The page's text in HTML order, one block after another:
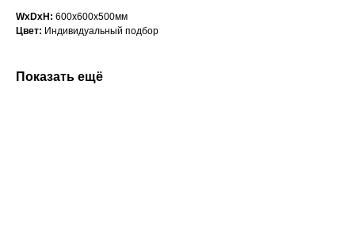
WxDxH: 600x600x500мм
Цвет: Индивидуальный подбор
Показать ещё